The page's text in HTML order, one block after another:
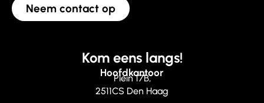
Neem contact op
Kom eens langs!
Hoofdkantoor
Plein 17B,
2511CS Den Haag